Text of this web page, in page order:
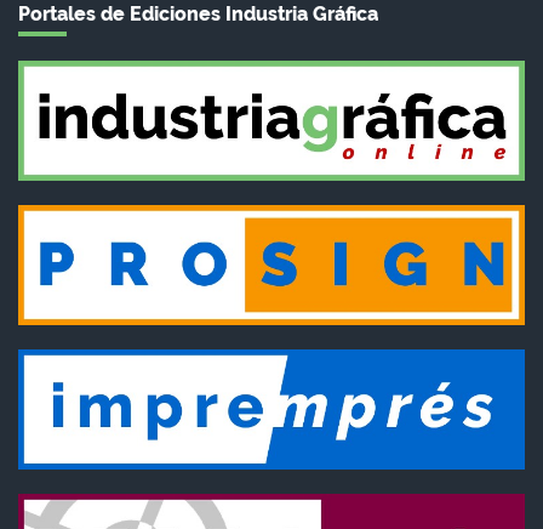
Portales de Ediciones Industria Gráfica